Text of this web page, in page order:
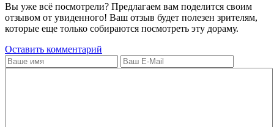
Вы уже всё посмотрели? Предлагаем вам поделится своим
отзывом от увиденного! Ваш отзыв будет полезен зрителям,
которые еще только собираются посмотреть эту дораму.
Оставить комментарий